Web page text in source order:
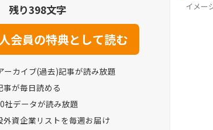
イメー
残り398文字
ーカイブ(過去)記事が読み放題
事が毎日読める
社データが読み放題
外資企業リストを毎週お届け